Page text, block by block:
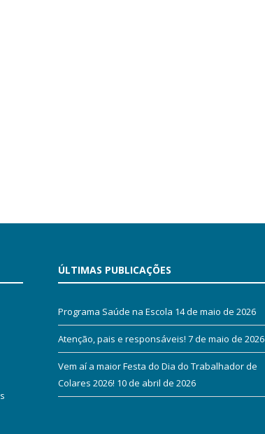
ÚLTIMAS PUBLICAÇÕES
Programa Saúde na Escola 14 de maio de 2026
Atenção, pais e responsáveis! 7 de maio de 2026
Vem aí a maior Festa do Dia do Trabalhador de
Colares 2026! 10 de abril de 2026